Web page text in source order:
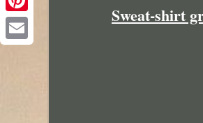
Sweat-shirt